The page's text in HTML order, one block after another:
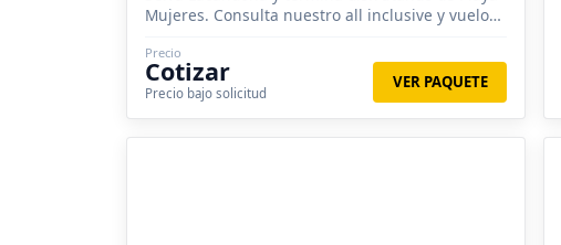
Mujeres. Consulta nuestro all inclusive y vuelos
Precio
Cotizar
Precio bajo solicitud
VER PAQUETE